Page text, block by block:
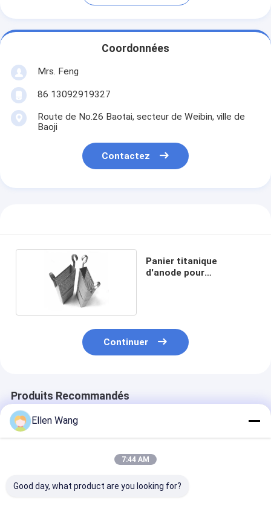
Coordonnées
Mrs. Feng
86 13092919327
Route de No.26 Baotai, secteur de Weibin, ville de
Baoji
Contactez
Panier titanique
d'anode pour
Continuer
Produits Recommandés
Ellen Wang
7:44 AM
Good day, what product are you looking for?